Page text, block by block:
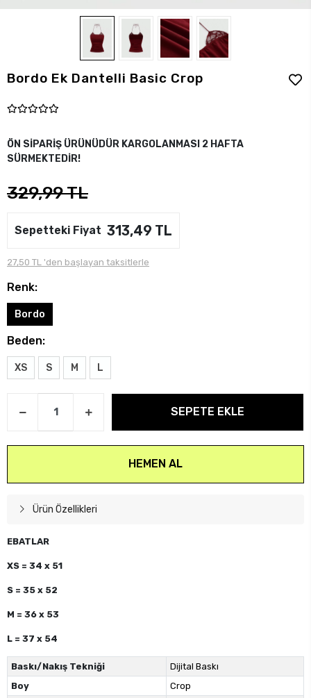
Bordo Ek Dantelli Basic Crop
ÖN SİPARİŞ ÜRÜNÜDÜR KARGOLANMASI 2 HAFTA
SÜRMEKTEDİR!
329,99 TL
Sepetteki Fiyat 313,49 TL
27,50 TL 'den başlayan taksitlerle
Renk:
Bordo
Beden:
XS S M L
SEPETE EKLE
HEMEN AL
Ürün Özellikleri
EBATLAR
XS = 34 x 51
S = 35 x 52
M = 36 x 53
L = 37 x 54
Baskı/Nakış Tekniği
Dijital Baskı
Boy
Crop